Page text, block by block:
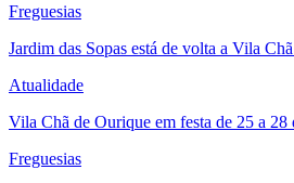
Freguesias
Jardim das Sopas está de volta a Vila
Atualidade
Vila Chã de Ourique em festa de 25 a 28
Freguesias